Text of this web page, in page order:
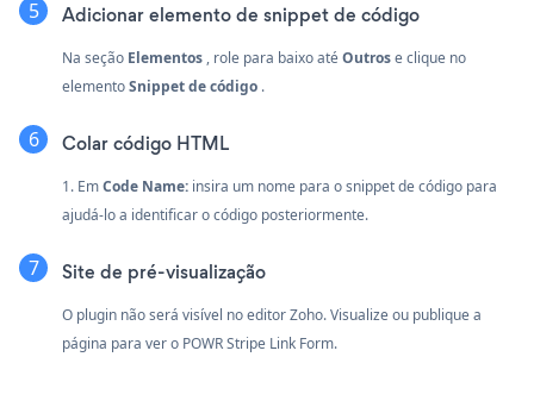
Adicionar elemento de snippet de código
Na seção Elementos , role para baixo atéOutrose clique no
elementoSnippet de código .
Colar código HTML
1. EmCode Name: insira um nome para o snippet de código para
ajudá-lo a identificar o código posteriormente.
Site de pré-visualização
O plugin não será visível no editor Zoho. Visualize ou publique a
página para ver o POWR Stripe Link Form.